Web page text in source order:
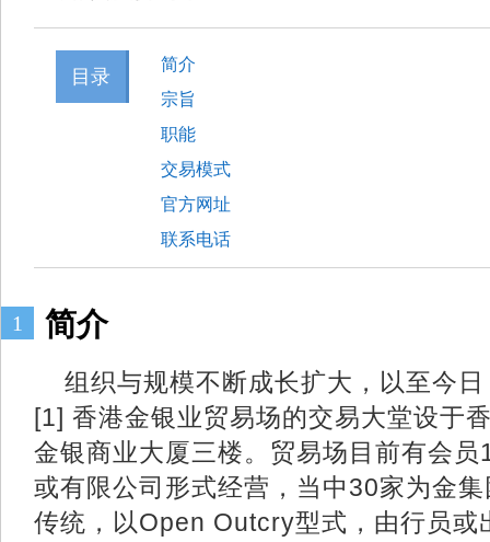
目录
简介
宗旨
职能
交易模式
官方网址
联系电话
1 简介
组织与规模不断成长扩大，以至今
[1] 香港金银业贸易场的交易大堂设于
金银商业大厦三楼。贸易场目前有会
或有限公司形式经营，当中30家为金
传统，以Open Outcry型式，由行员或